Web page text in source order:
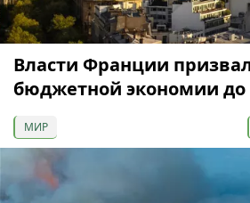
Власти Франции
бюджетной экономии
МИР